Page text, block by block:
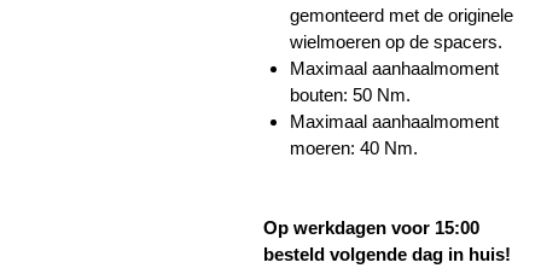
gemonteerd met de originele
wielmoeren op de spacers.
Maximaal aanhaalmoment
bouten: 50 Nm.
Maximaal aanhaalmoment
moeren: 40 Nm.
Op werkdagen voor 15:00
besteld volgende dag in huis!